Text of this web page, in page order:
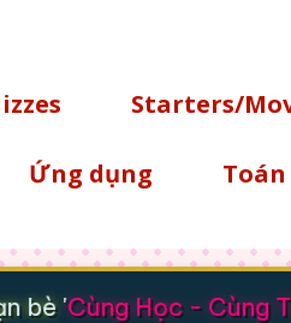
Starters/
Ứng dụng Toán
'Cùng Học - Cùng